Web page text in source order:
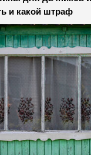
и какой штраф